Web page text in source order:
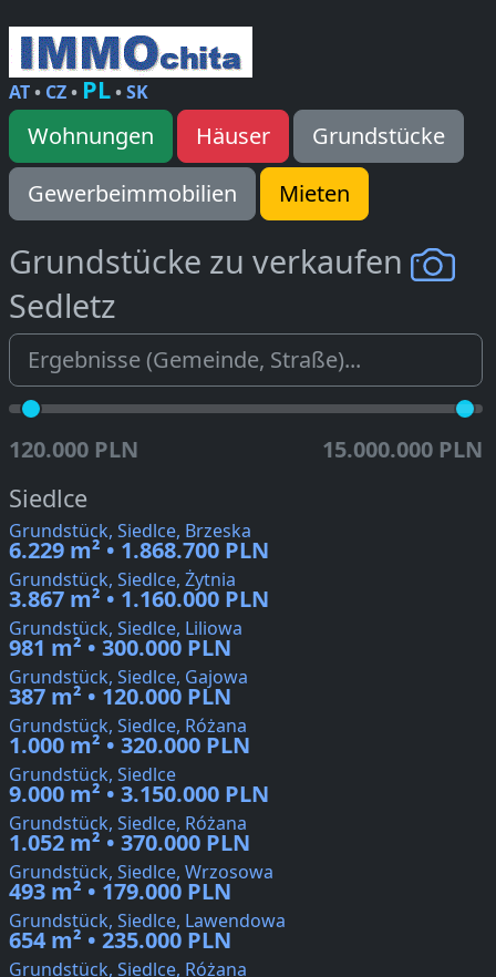
AT• CZ• PL•SK
Wohnungen Häuser
Grundstücke
Gewerbeimmobilien
Mieten
Grundstücke zu verkaufen
Sedletz
120.000 PLN 15.000.000 PLN
Siedlce
Grundstück, Siedlce, Brzeska
6.229 m² • 1.868.700 PLN
Grundstück, Siedlce, Żytnia
3.867 m² • 1.160.000 PLN
Grundstück, Siedlce, Liliowa
981 m² • 300.000 PLN
Grundstück, Siedlce, Gajowa
387 m² • 120.000 PLN
Grundstück, Siedlce, Różana
1.000 m² • 320.000 PLN
Grundstück, Siedlce
9.000 m² • 3.150.000 PLN
Grundstück, Siedlce, Różana
1.052 m² • 370.000 PLN
Grundstück, Siedlce, Wrzosowa
493 m² • 179.000 PLN
Grundstück, Siedlce, Lawendowa
654 m² • 235.000 PLN
Grundstück, Siedlce, Różana